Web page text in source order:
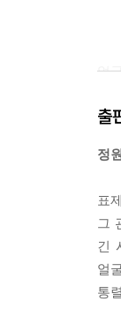
북
휘
사
무
펭
작
나
얼
일
눈
둥
출
정
표
그
긴
얼
통